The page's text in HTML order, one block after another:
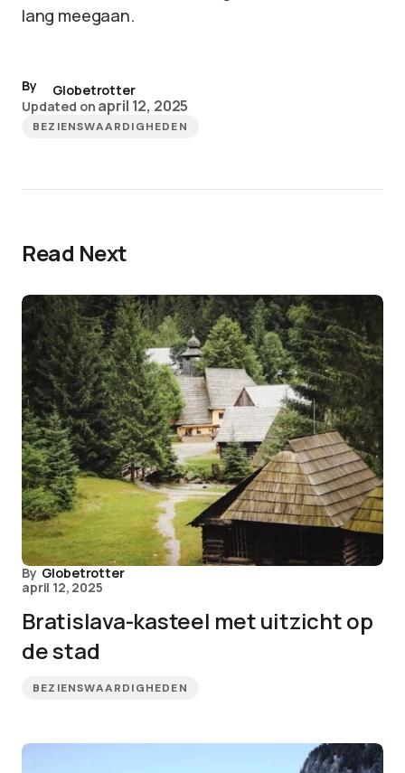
lang meegaan.
By
Globetrotter
Updated on april 12, 2025
BEZIENSWAARDIGHEDEN
Read Next
By Globetrotter
april 12, 2025
Bratislava-kasteel met uitzicht op
de stad
BEZIENSWAARDIGHEDEN